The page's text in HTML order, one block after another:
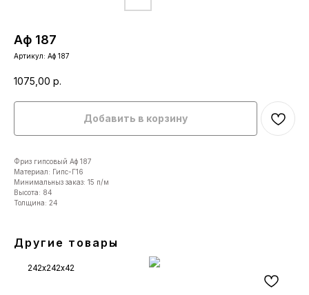
Аф 187
Артикул: Аф 187
1075,00 р.
Добавить в корзину
Фриз гипсовый Аф 187
Материал: Гипс-Г16
Минимальныз заказ: 15 п/м
Высота: 84
Толщина: 24
Другие товары
242x242x42